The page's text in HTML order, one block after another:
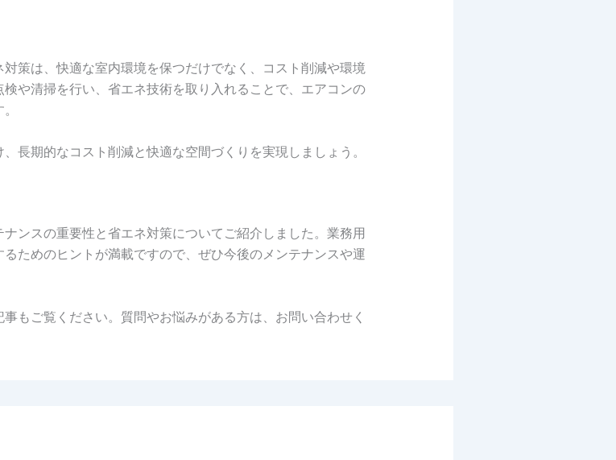
策は、快適な室内環境を保つだけでなく、コスト削減や環境
や清掃を行い、省エネ技術を取り入れることで、エアコンの
長期的なコスト削減と快適な空間づくりを実現しましょう。
ンスの重要性と省エネ対策についてご紹介しました。業務用
ためのヒントが満載ですので、ぜひ今後のメンテナンスや運
もご覧ください。質問やお悩みがある方は、お問い合わせく